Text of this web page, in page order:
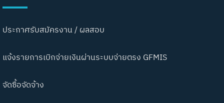
ประกาศรับสมัครงาน / ผลสอบ
แจ้งรายการเบิกจ่ายเงินผ่านระบบจ่ายตรง GFMIS
จัดซื้อจัดจ้าง